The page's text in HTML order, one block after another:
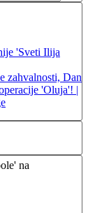
'Sveti Ilija
zahvalnosti, Dan
'Oluja'! |
na